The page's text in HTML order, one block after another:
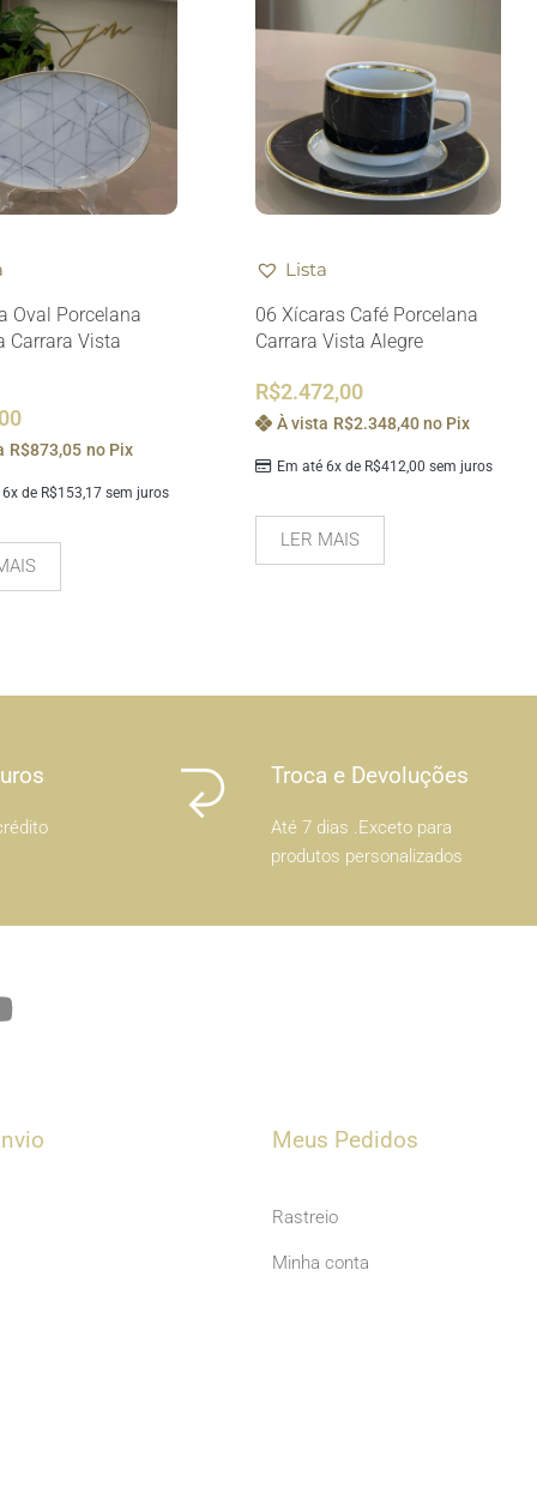
Oval Porcelana
Carrara Vista
6x de R$153,17 sem juros
R$873,05 no Pix
Lista
06 Xícaras Café Porcelana
Carrara Vista Alegre
R$2.472,00
Em até 6x de R$412,00 sem juros
À vista R$2.348,40 no Pix
LER MAIS
Troca e Devoluções
Até 7 dias .Exceto para
produtos personalizados
Meus Pedidos
Rastreio
Minha conta